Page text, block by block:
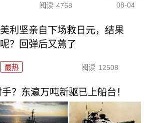
阅读 4768 08-04
美利坚亲自下场救日元，结果
呢？回弹后又蔫了
最热 阅读 12508
？东瀛万吨新驱已上船台！